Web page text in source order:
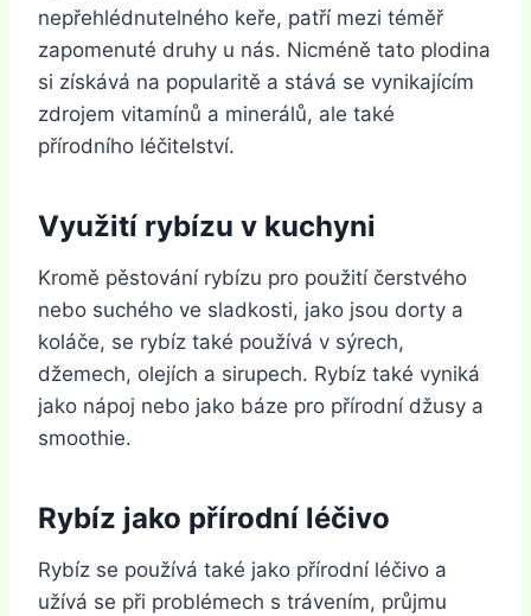
nepřehlédnutelného keře, patří mezi téměř
zapomenuté druhy u nás. Nicméně tato plodina
si získává na popularitě a stává se vynikajícím
zdrojem vitamínů a minerálů, ale také
přírodního léčitelství.
Využití rybízu v kuchyni
Kromě pěstování rybízu pro použití čerstvého
nebo suchého ve sladkosti, jako jsou dorty a
koláče, se rybíz také používá v sýrech,
džemech, olejích a sirupech. Rybíz také vyniká
jako nápoj nebo jako báze pro přírodní džusy a
smoothie.
Rybíz jako přírodní léčivo
Rybíz se používá také jako přírodní léčivo a
užívá se při problémech s trávením, průjmu